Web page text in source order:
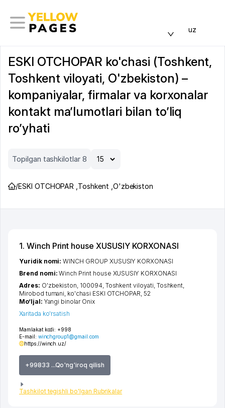
uz
ESKI OTCHOPAR ko'chasi (Toshkent,
Toshkent viloyati, O'zbekiston) –
kompaniyalar, firmalar va korxonalar
kontakt ma’lumotlari bilan to’liq
ro’yhati
Topilgan tashkilotlar 8
/ESKI OTCHOPAR Toshkent O'zbekiston
1. Winch Print house XUSUSIY KORXONASI
Mamlakat kodi: +998
E-mail: winchgroup1@gmail.com
https://winch.uz/
+99833 ...Qo'ng'iroq qilish
Tashkilot tegishli bo'lgan Rubrikalar
Yuridik nomi:WINCH GROUP XUSUSIY KORXONASI
Brend nomi:Winch Print house XUSUSIY KORXONASI
Adres: O'zbekiston, 100094, Toshkent viloyati, Toshkent,
Mirobod tumani, ko'chasi ESKI OTCHOPAR, 52
Mo‘ljal: Yangi binolar Onix
Xaritada ko'rsatish